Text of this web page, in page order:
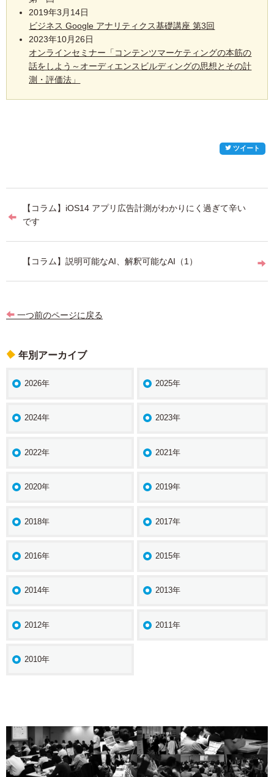
2019年3月14日
ビジネス Google アナリティクス基礎講座 第3回
2023年10月26日
オンラインセミナー「コンテンツマーケティングの本筋の
話をしよう～オーディエンスビルディングの思想とその計
測・評価法」
ツイート
稿
ナ
ゲ
シ
ン
【コラム】iOS14 アプリ広告計測がわかりにく過ぎて辛い
です
【コラム】説明可能なAI、解釈可能なAI（1）
一つ前のページに戻る
年別アーカイブ
2026年 2025年
2024年 2023年
2022年 2021年
2020年 2019年
2018年 2017年
2016年 2015年
2014年 2013年
2012年 2011年
2010年